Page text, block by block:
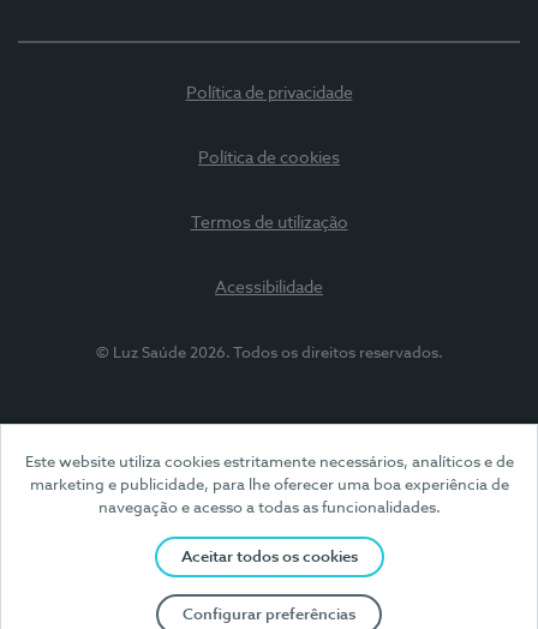
Este website utiliza cookies estritamente necessários, analíticos e de
marketing e publicidade, para lhe oferecer uma boa experiência de
navegação e acesso a todas as funcionalidades.
Aceitar todos os cookies
Configurar preferências
Política de privacidade
Política de cookies
Termos de utilização
Acessibilidade
© Luz Saúde 2026. Todos os direitos reservados.